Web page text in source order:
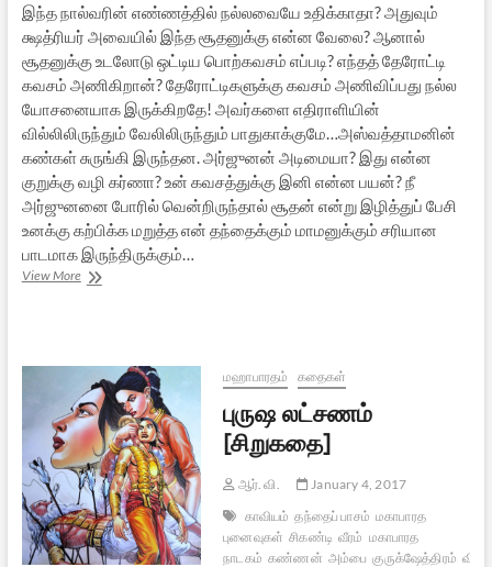
இந்த நால்வரின் எண்ணத்தில் நல்லவையே உதிக்காதா? அதுவும்
க்ஷத்ரியர் அவையில் இந்த சூதனுக்கு என்ன வேலை? ஆனால்
சூதனுக்கு உடலோடு ஒட்டிய பொற்கவசம் எப்படி? எந்தத் தேரோட்டி
கவசம் அணிகிறான்? தேரோட்டிகளுக்கு கவசம் அணிவிப்பது நல்ல
யோசனையாக இருக்கிறதே! அவர்களை எதிராளியின்
வில்லிலிருந்தும் வேலிலிருந்தும் பாதுகாக்குமே…அஸ்வத்தாமனின்
கண்கள் சுருங்கி இருந்தன. அர்ஜுனன் அடிமையா? இது என்ன
குறுக்கு வழி கர்ணா? உன் கவசத்துக்கு இனி என்ன பயன்? நீ
அர்ஜுனனை போரில் வென்றிருந்தால் சூதன் என்று இழித்துப் பேசி
உனக்கு கற்பிக்க மறுத்த என் தந்தைக்கும் மாமனுக்கும் சரியான
பாடமாக இருந்திருக்கும்…
View Moreஉடுக்கை
மஹாபாரதம் கதைகள்
புருஷ லட்சணம்
[சிறுகதை]
ஆர். வி.
January 4, 2017
காவியம் தந்தைப் பாசம் மகாபாரத
புனைவுகள் சிகண்டி வீரம் மகாபாரத
நாடகம் கண்ணன் அம்பை குருக்ஷேத்திரம்